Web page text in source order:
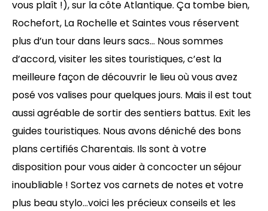
vous plaît !), sur la côte Atlantique. Ça tombe bien,
Rochefort, La Rochelle et Saintes vous réservent
plus d’un tour dans leurs sacs… Nous sommes
d’accord, visiter les sites touristiques, c’est la
meilleure façon de découvrir le lieu où vous avez
posé vos valises pour quelques jours. Mais il est tout
aussi agréable de sortir des sentiers battus. Exit les
guides touristiques. Nous avons déniché des bons
plans certifiés Charentais. Ils sont à votre
disposition pour vous aider à concocter un séjour
inoubliable ! Sortez vos carnets de notes et votre
plus beau stylo…voici les précieux conseils et les